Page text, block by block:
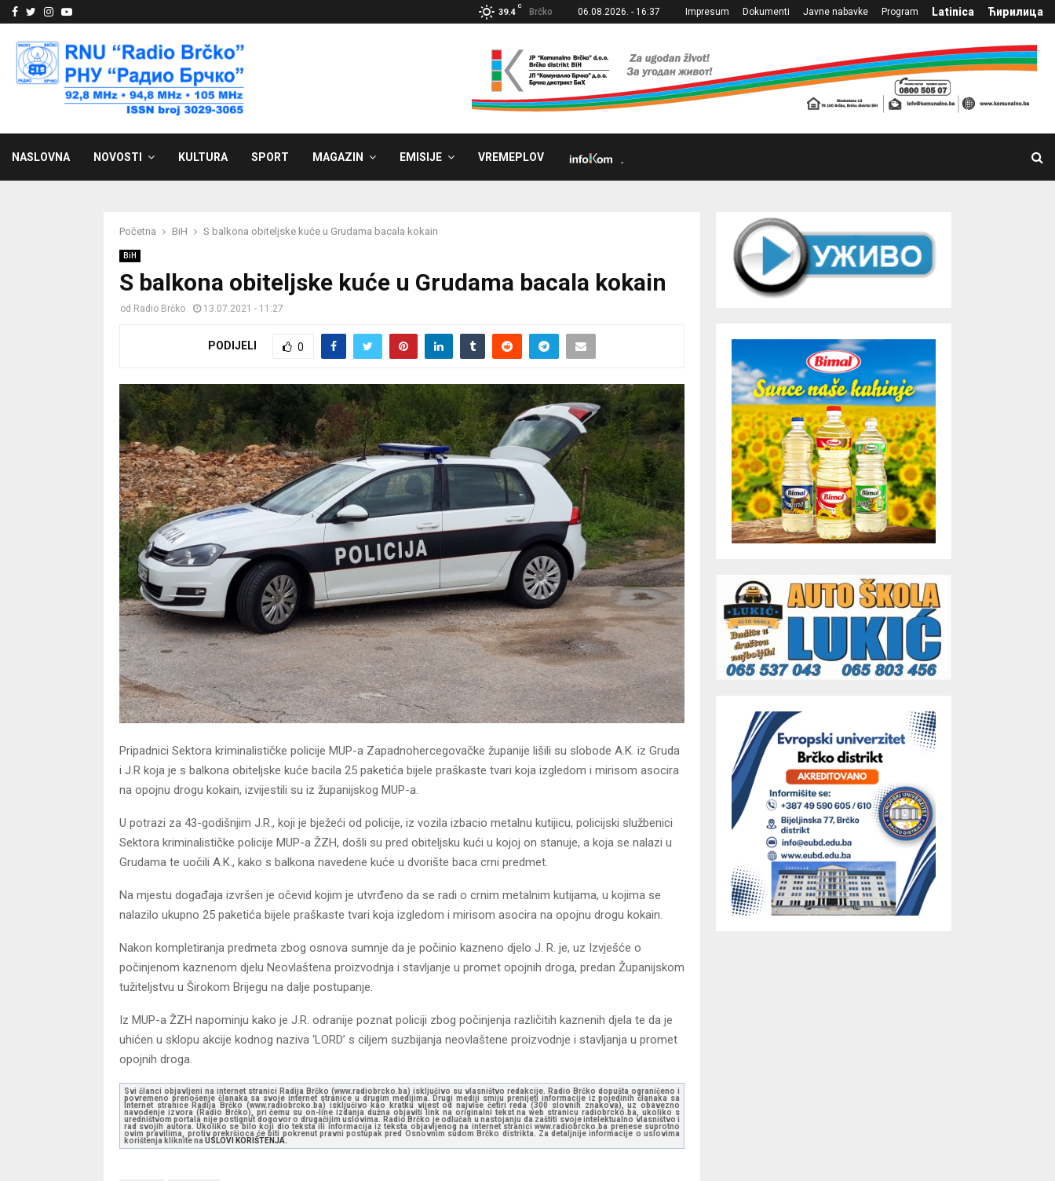
Facebook
Twitter
Instagram
Youtube 39.4
C
Brčko 06.08.2026. - 16:37 Impresum Dokumenti Javne nabavke Program Latinica Ћирилица
NASLOVNA NOVOSTI KULTURA SPORT MAGAZIN EMISIJE VREMEPLOV
Početna BiH S balkona obiteljske kuće u Grudama bacala kokain
BiH
S balkona obiteljske kuće u Grudama bacala kokain
od Radio Brčko 13.07.2021 - 11:27
PODIJELI 0
Pripadnici Sektora kriminalističke policije MUP-a Zapadnohercegovačke županije lišili su slobode A.K. iz Gruda
i J.R koja je s balkona obiteljske kuće bacila 25 paketića bijele praškaste tvari koja izgledom i mirisom asocira
na opojnu drogu kokain, izvijestili su iz županijskog MUP-a.
U potrazi za 43-godišnjim J.R., koji je bježeći od policije, iz vozila izbacio metalnu kutijicu, policijski službenici
Sektora kriminalističke policije MUP-a ŽZH, došli su pred obiteljsku kući u kojoj on stanuje, a koja se nalazi u
Grudama te uočili A.K., kako s balkona navedene kuće u dvorište baca crni predmet.
Na mjestu događaja izvršen je očevid kojim je utvrđeno da se radi o crnim metalnim kutijama, u kojima se
nalazilo ukupno 25 paketića bijele praškaste tvari koja izgledom i mirisom asocira na opojnu drogu kokain.
Nakon kompletiranja predmeta zbog osnova sumnje da je počinio kazneno djelo J. R. je, uz Izvješće o
počinjenom kaznenom djelu Neovlaštena proizvodnja i stavljanje u promet opojnih droga, predan Županijskom
tužiteljstvu u Širokom Brijegu na dalje postupanje.
Iz MUP-a ŽZH napominju kako je J.R. odranije poznat policiji zbog počinjenja različitih kaznenih djela te da je
uhićen u sklopu akcije kodnog naziva ‘LORD’ s ciljem suzbijanja neovlaštene proizvodnje i stavljanja u promet
opojnih droga.
Svi članci objavljeni na internet stranici Radija Brčko (www.radiobrcko.ba) isključivo su vlasništvo redakcije. Radio Brčko dopušta ograničeno i
povremeno prenošenje članaka sa svoje internet stranice u drugim medijima. Drugi mediji smiju prenijeti informacije iz pojedinih članaka sa
Internet stranice Radija Brčko (www.radiobrcko.ba) isključivo kao kratku vijest od najviše četiri reda (300 slovnih znakova), uz obavezno
navođenje izvora (Radio Brčko), pri čemu su on-line izdanja dužna objaviti link na originalni tekst na web stranicu radiobrcko.ba, ukoliko s
uredništvom portala nije postignut dogovor o drugačijim uslovima. Radio Brčko je odlučan u nastojanju da zaštiti svoje intelektualno vlasništvo i
rad svojih autora. Ukoliko se bilo koji dio teksta ili informacija iz teksta objavljenog na internet stranici www.radiobrcko.ba prenese suprotno
ovim pravilima, protiv prekršioca će biti pokrenut pravni postupak pred Osnovnim sudom Brčko distrikta. Za detaljnije informacije o uslovima
korištenja kliknite na USLOVI KORIŠTENJA.